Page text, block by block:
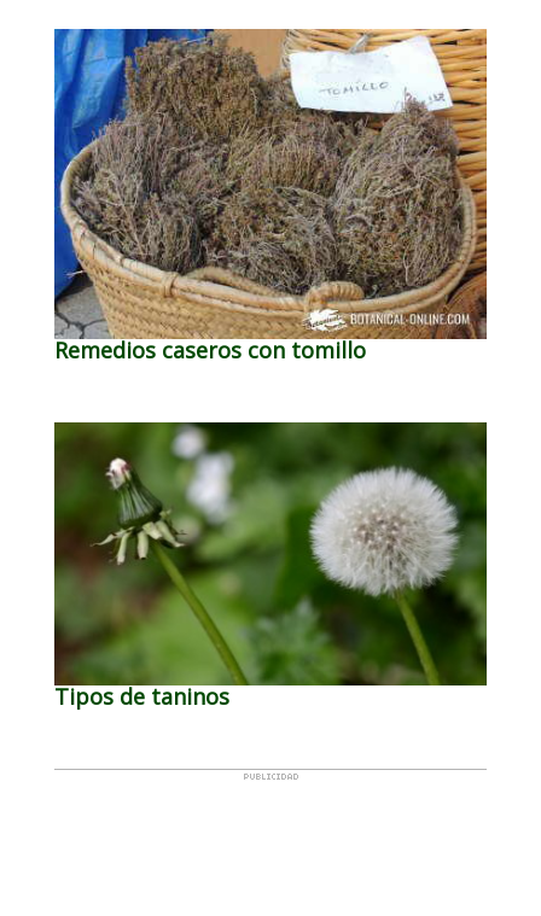
Remedios caseros con tomillo
Tipos de taninos